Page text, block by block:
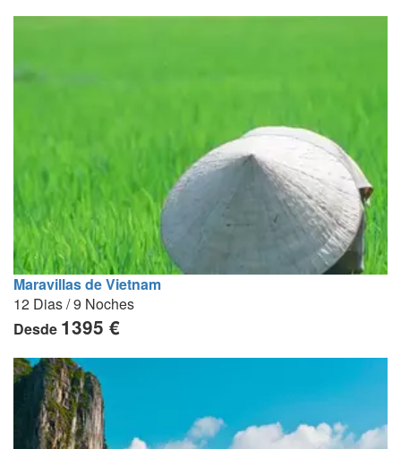
Maravillas de Vietnam
12 Dias / 9 Noches
Desde 1395 €